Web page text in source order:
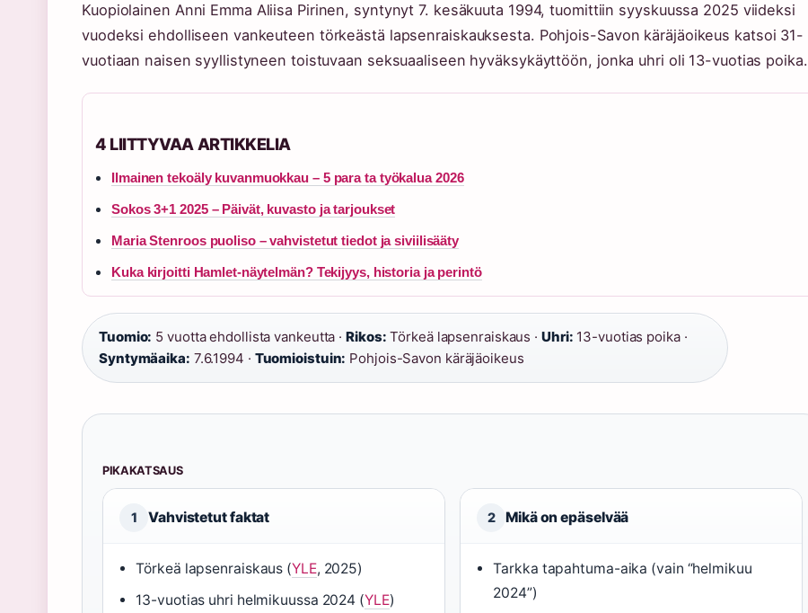
Kuopiolainen Anni Emma Aliisa Pirinen, syntynyt 7. kesäkuuta 1994, tuomittiin syyskuussa 2025 viideksi
vuodeksi ehdolliseen vankeuteen törkeästä lapsenraiskauksesta. Pohjois-Savon käräjäoikeus katsoi 31-
vuotiaan naisen syyllistyneen toistuvaan seksuaaliseen hyväksykäyttöön, jonka uhri oli 13-vuotias poika.
4 LIITTYVAA ARTIKKELIA
Ilmainen tekoäly kuvanmuokkau – 5 para ta työkalua 2026
Sokos 3+1 2025 – Päivät, kuvasto ja tarjoukset
Maria Stenroos puoliso – vahvistetut tiedot ja siviilisääty
Kuka kirjoitti Hamlet-näytelmän? Tekijyys, historia ja perintö
Tuomio: 5 vuotta ehdollista vankeutta ·Rikos: Törkeä lapsenraiskaus · Uhri: 13-vuotias poika ·
Syntymäaika: 7.6.1994 · Tuomioistuin: Pohjois-Savon käräjäoikeus
PIKAKATSAUS
1 Vahvistetut faktat
Törkeä lapsenraiskaus (YLE, 2025)
13-vuotias uhri helmikuussa 2024 (YLE)
2 Mikä on epäselvää
Tarkka tapahtuma-aika (vain “helmikuu
2024”)